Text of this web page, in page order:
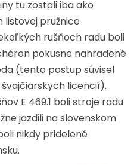
tu zostali iba ako
listovej pružnice
rušňoch radu boli
pokusne nahradené
(tento postup súvisel
licencií).
E 469.1 boli stroje radu
jazdili na slovenskom
nikdy pridelené